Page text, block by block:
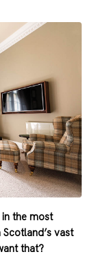
the most
vast
that?